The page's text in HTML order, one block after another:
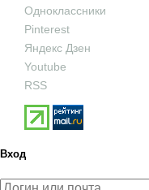
Одноклассники
Pinterest
Яндекс Дзен
Youtube
RSS
Вход